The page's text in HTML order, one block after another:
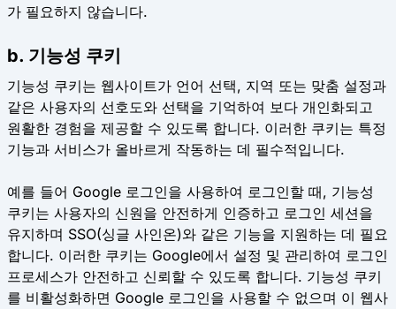
가 필요하지 않습니다.
b. 기능성 쿠키
기능성 쿠키는 웹사이트가 언어 선택, 지역 또는 맞춤 설정과
같은 사용자의 선호도와 선택을 기억하여 보다 개인화되고
원활한 경험을 제공할 수 있도록 합니다. 이러한 쿠키는 특정
기능과 서비스가 올바르게 작동하는 데 필수적입니다.
예를 들어 Google 로그인을 사용하여 로그인할 때, 기능성
쿠키는 사용자의 신원을 안전하게 인증하고 로그인 세션을
유지하며 SSO(싱글 사인온)와 같은 기능을 지원하는 데 필요
합니다. 이러한 쿠키는 Google에서 설정 및 관리하여 로그인
프로세스가 안전하고 신뢰할 수 있도록 합니다. 기능성 쿠키
를 비활성화하면 Google 로그인을 사용할 수 없으며 이 웹사